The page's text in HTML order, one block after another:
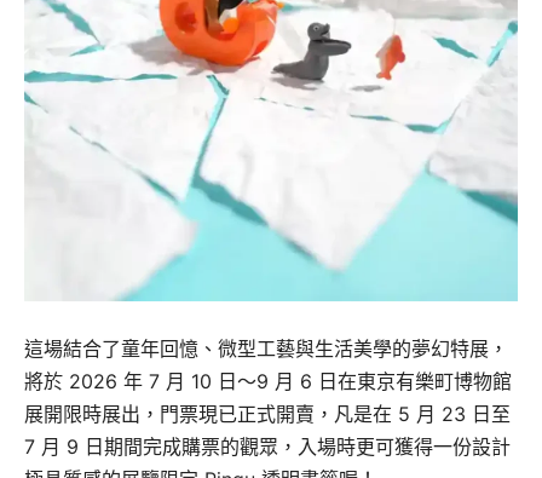
這場結合了童年回憶、微型工藝與生活美學的夢幻特展，
將於 2026 年 7 月 10 日～9 月 6 日在東京有樂町博物館
展開限時展出，門票現已正式開賣，凡是在 5 月 23 日至
7 月 9 日期間完成購票的觀眾，入場時更可獲得一份設計